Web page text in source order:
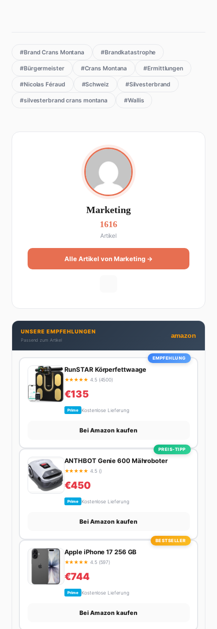
#Brand Crans Montana #Brandkatastrophe
#Bürgermeister #Crans Montana #Ermittlungen
#Nicolas Féraud #Schweiz #Silvesterbrand
#silvesterbrand crans montana #Wallis
Marketing
1616
Artikel
Alle Artikel von Marketing →
UNSERE EMPFEHLUNGEN
Passend zum Artikel
amazon
EMPFEHLUNG
RunSTAR Körperfettwaage
★★★★★ 4.5 (4500)
€135
Prime Kostenlose Lieferung
Bei Amazon kaufen
PREIS-TIPP
ANTHBOT Genie 600 Mähroboter
★★★★★ 4.5 ()
€450
Prime Kostenlose Lieferung
Bei Amazon kaufen
BESTSELLER
Apple iPhone 17 256 GB
★★★★★ 4.5 (597)
€744
Prime Kostenlose Lieferung
Bei Amazon kaufen